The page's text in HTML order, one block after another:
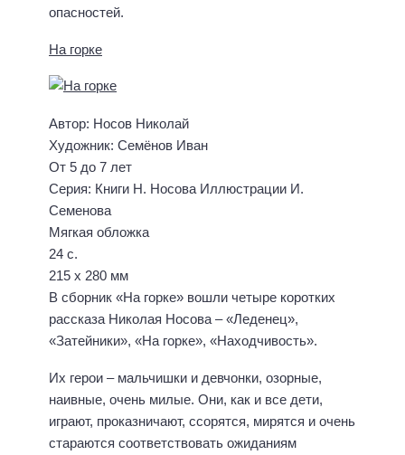
опасностей.
На горке
Автор: Носов Николай
Художник: Семёнов Иван
От 5 до 7 лет
Серия: Книги Н. Носова Иллюстрации И.
Семенова
Мягкая обложка
24 с.
215 х 280 мм
В сборник «На горке» вошли четыре коротких
рассказа Николая Носова – «Леденец»,
«Затейники», «На горке», «Находчивость».
Их герои – мальчишки и девчонки, озорные,
наивные, очень милые. Они, как и все дети,
играют, проказничают, ссорятся, мирятся и очень
стараются соответствовать ожиданиям